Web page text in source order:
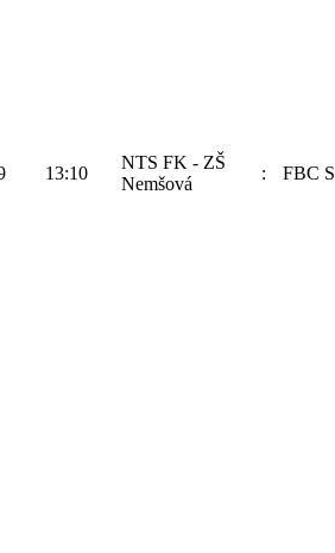
13:10
NTS FK - ZŠ
Nemšová
: FBC